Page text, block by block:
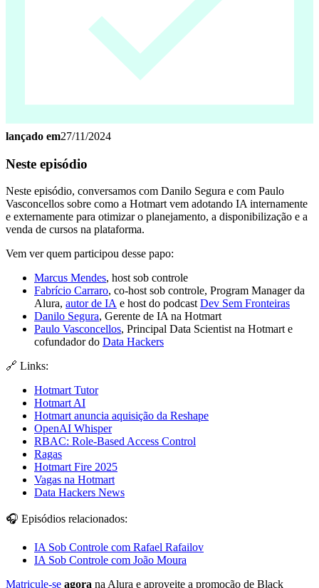
lançado em27/11/2024
Neste episódio
Neste episódio, conversamos com Danilo Segura e com Paulo
Vasconcellos sobre como a Hotmart vem adotando IA internamente
e externamente para otimizar o planejamento, a disponibilização e a
venda de cursos na plataforma.
Vem ver quem participou desse papo:
Marcus Mendes, host sob controle
Fabrício Carraro, co-host sob controle, Program Manager da
Alura, autor de IA e host do podcast Dev Sem Fronteiras
Danilo Segura, Gerente de IA na Hotmart
Paulo Vasconcellos, Principal Data Scientist na Hotmart e
cofundador do Data Hackers
🔗 Links:
Hotmart Tutor
Hotmart AI
Hotmart anuncia aquisição da Reshape
OpenAI Whisper
RBAC: Role-Based Access Control
Ragas
Hotmart Fire 2025
Vagas na Hotmart
Data Hackers News
🎧 Episódios relacionados:
IA Sob Controle com Rafael Rafailov
IA Sob Controle com João Moura
Matricule-se agora na Alura e aproveite a promoção de Black